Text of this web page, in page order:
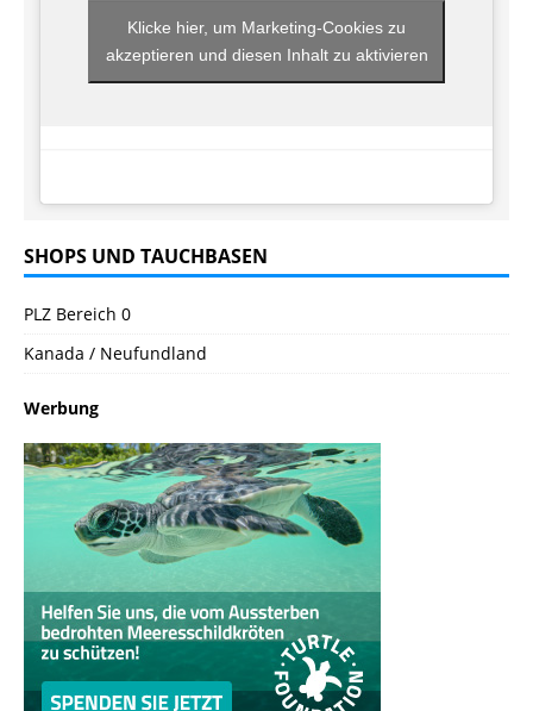
Klicke hier, um Marketing-Cookies zu
akzeptieren und diesen Inhalt zu aktivieren
SHOPS UND TAUCHBASEN
PLZ Bereich 0
Kanada / Neufundland
Werbung